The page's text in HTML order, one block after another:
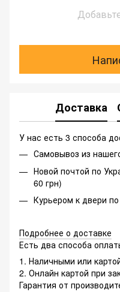
Доставка
У нас есть 3 способа
Самовывоз из
Новой почтой по
60 грн)
Курьером к двери
Подробнее о доставке
Есть два способа
1. Наличными или
2. Онлайн картой при
Гарантия от